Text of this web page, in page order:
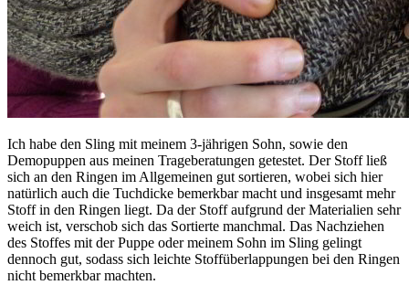
Ich habe den Sling mit meinem 3-jährigen Sohn, sowie den
Demopuppen aus meinen Trageberatungen getestet. Der Stoff ließ
sich an den Ringen im Allgemeinen gut sortieren, wobei sich hier
natürlich auch die Tuchdicke bemerkbar macht und insgesamt mehr
Stoff in den Ringen liegt. Da der Stoff aufgrund der Materialien sehr
weich ist, verschob sich das Sortierte manchmal. Das Nachziehen
des Stoffes mit der Puppe oder meinem Sohn im Sling gelingt
dennoch gut, sodass sich leichte Stoffüberlappungen bei den Ringen
nicht bemerkbar machten.